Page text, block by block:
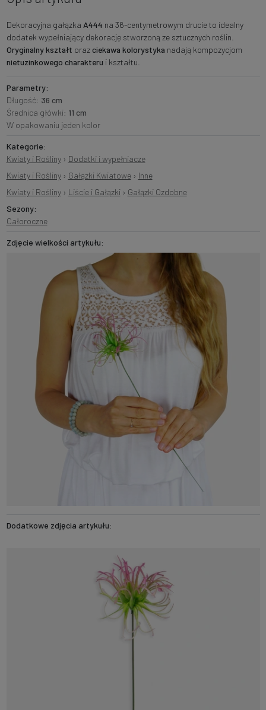
Dekoracyjna gałązka A444 na 36-centymetrowym drucie to idealny
dodatek wypełniający dekorację stworzoną ze sztucznych roślin.
Oryginalny kształt orazciekawa kolorystyka nadają kompozycjom
nietuzinkowego charakteru i kształtu.
Parametry:
Długość: 36 cm
Średnica główki: 11 cm
W opakowaniu jeden kolor
Kategorie:
Kwiaty i Rośliny› Dodatki i wypełniacze
Kwiaty i Rośliny› Gałązki Kwiatowe› Inne
Kwiaty i Rośliny› Liście i Gałązki› Gałązki Ozdobne
Sezony:
Całoroczne
Zdjęcie wielkości artykułu:
Dodatkowe zdjęcia artykułu: